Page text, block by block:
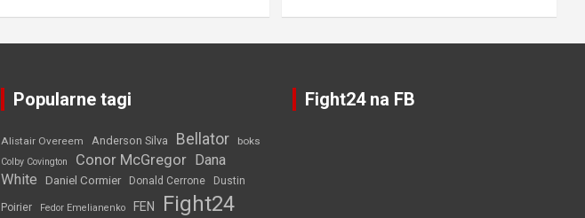
Popularne tagi
Alistair Overeem Anderson Silva Bellator boks
Colby Covington Conor McGregor Dana
White
Daniel Cormier Donald Cerrone Dustin
Poirier Fedor Emelianenko FEN Fight24
Fight24 na FB